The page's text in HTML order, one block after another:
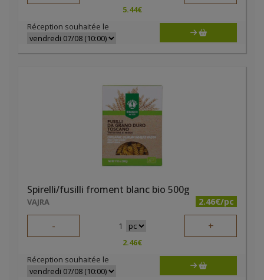
5.44€
Réception souhaitée le
Spirelli/fusilli froment blanc bio 500g
VAJRA 2.46€/pc
- 1 +
2.46€
Réception souhaitée le